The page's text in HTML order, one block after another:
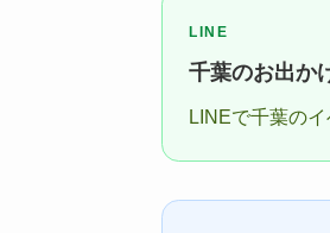
LINE
千葉のお出か
LINEで千葉の